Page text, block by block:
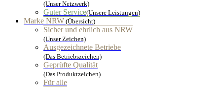
(Unser Netzwerk)
Guter Service(Unsere Leistungen)
Marke NRW (Übersicht)
Sicher und ehrlich aus NRW
(Unser Zeichen)
Ausgezeichnete Betriebe
(Das Betriebszeichen)
Geprüfte Qualität
(Das Produktzeichen)
Für alle